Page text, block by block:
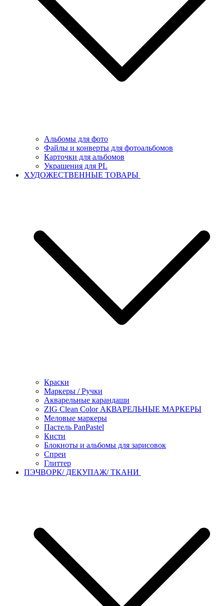
Альбомы для фото
Файлы и конверты для фотоальбомов
Карточки для альбомов
Украшения для PL
ХУДОЖЕСТВЕННЫЕ ТОВАРЫ
Краски
Маркеры / Ручки
Акварельные карандаши
ZIG Clean Color АКВАРЕЛЬНЫЕ МАРКЕРЫ
Меловые маркеры
Пастель PanPastel
Кисти
Блокноты и альбомы для зарисовок
Спреи
Глиттер
ПЭЧВОРК/ ДЕКУПАЖ/ ТКАНИ